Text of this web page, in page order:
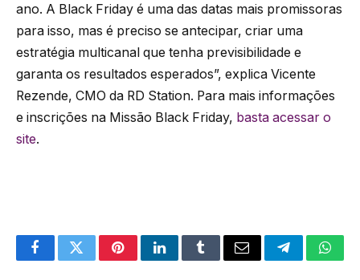
ano. A Black Friday é uma das datas mais promissoras
para isso, mas é preciso se antecipar, criar uma
estratégia multicanal que tenha previsibilidade e
garanta os resultados esperados”, explica Vicente
Rezende, CMO da RD Station. Para mais informações
e inscrições na Missão Black Friday, basta acessar o
site.
FacebookTwitterPinterestLinkedInTumblrEmail Telegram